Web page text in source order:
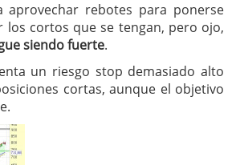
aprovechar rebotes para ponerse
los cortos que se tengan, pero ojo,
siendo fuerte.
un riesgo stop demasiado alto
cortas, aunque el objetivo